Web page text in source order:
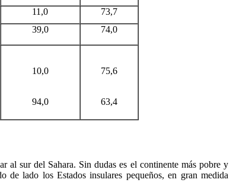
11,0
73,7
39,0 74,0
10,0
94,0
75,6
63,4
al sur del Sahara. Sin dudas es el continente más pobre y
de lado los Estados insulares pequeños, en gran medida